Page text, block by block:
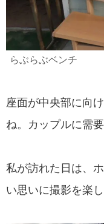
らぶらぶベンチ
座面が中央部に向
ね。カップルに需
私が訪れた日は、
い思いに撮影を楽